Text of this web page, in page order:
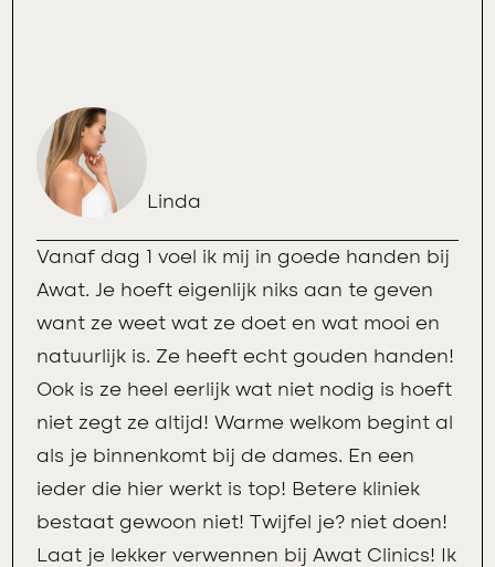
Linda
Vanaf dag 1 voel ik mij in goede handen bij
Awat. Je hoeft eigenlijk niks aan te geven
want ze weet wat ze doet en wat mooi en
natuurlijk is. Ze heeft echt gouden handen!
Ook is ze heel eerlijk wat niet nodig is hoeft
niet zegt ze altijd! Warme welkom begint al
als je binnenkomt bij de dames. En een
ieder die hier werkt is top! Betere kliniek
bestaat gewoon niet! Twijfel je? niet doen!
Laat je lekker verwennen bij Awat Clinics! Ik